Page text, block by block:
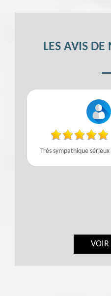
LES AVIS DE
Très sympathique
VOIR